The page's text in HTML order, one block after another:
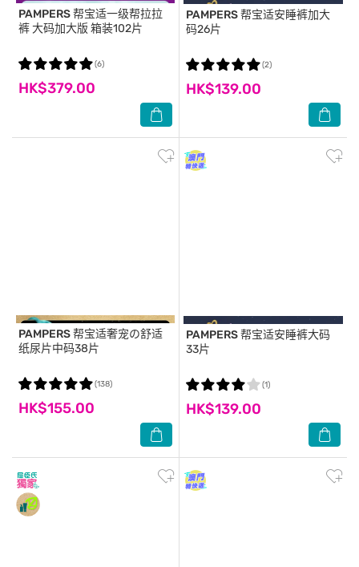
PAMPERS
裤 大码加大版 箱装102片
HK$379.00
(6)
PAMPERS
码26片
HK$139.00
(2)
PAMPERS帮宝适奢宠の舒适
纸尿片中码38片
HK$155.00
(138)
PAMPERS
33片
HK$139.00
(1)